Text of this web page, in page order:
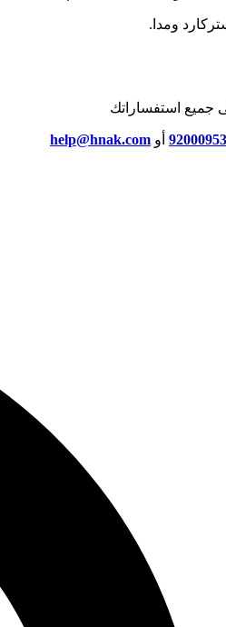
ومدا.
جميع استفساراتك
أو help@hnak.com